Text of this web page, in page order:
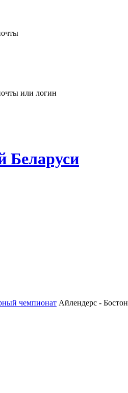
или логин
Беларуси
чемпионат Айлендерс - Бостон